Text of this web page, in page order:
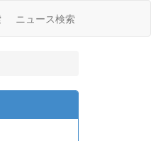
ニュース検索